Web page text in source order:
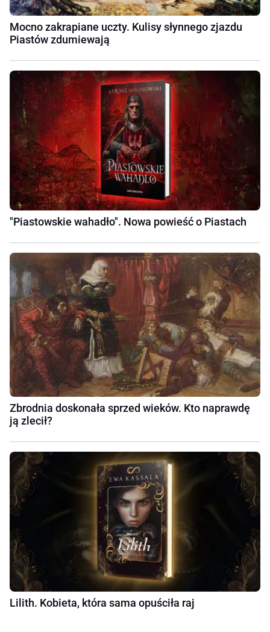
Mocno zakrapiane uczty. Kulisy słynnego zjazdu
Piastów zdumiewają
"Piastowskie wahadło". Nowa powieść o Piastach
Zbrodnia doskonała sprzed wieków. Kto naprawdę
ją zlecił?
Lilith. Kobieta, która sama opuściła raj